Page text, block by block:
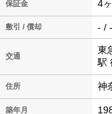
保証金 4
敷引 / 償却 - / -
交通
東
駅
住所 神
築年月